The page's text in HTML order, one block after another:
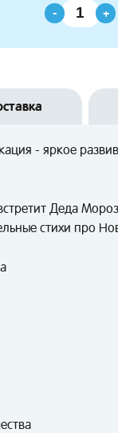
- +
- яркое
Деда
стихи про